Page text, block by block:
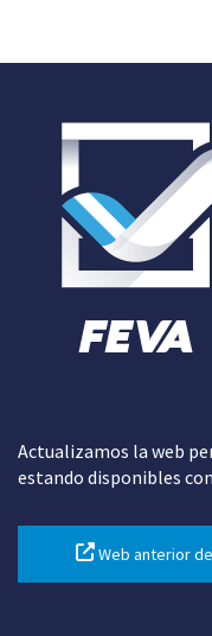
Actualizamos la web
estando disponibles
Web anterior